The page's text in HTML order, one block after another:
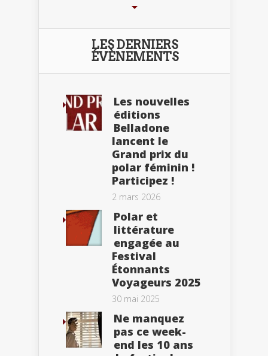
LES DERNIERS
ÉVÈNEMENTS
Les nouvelles
éditions
Belladone
lancent le
Grand prix du
polar féminin !
Participez !
2 mars 2026
Polar et
littérature
engagée au
Festival
Étonnants
Voyageurs 2025
30 mai 2025
Ne manquez
pas ce week-
end les 10 ans